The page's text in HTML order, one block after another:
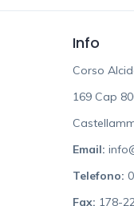
Info
Corso
169 Cap
Email:
Telefono:
Fax: 178-